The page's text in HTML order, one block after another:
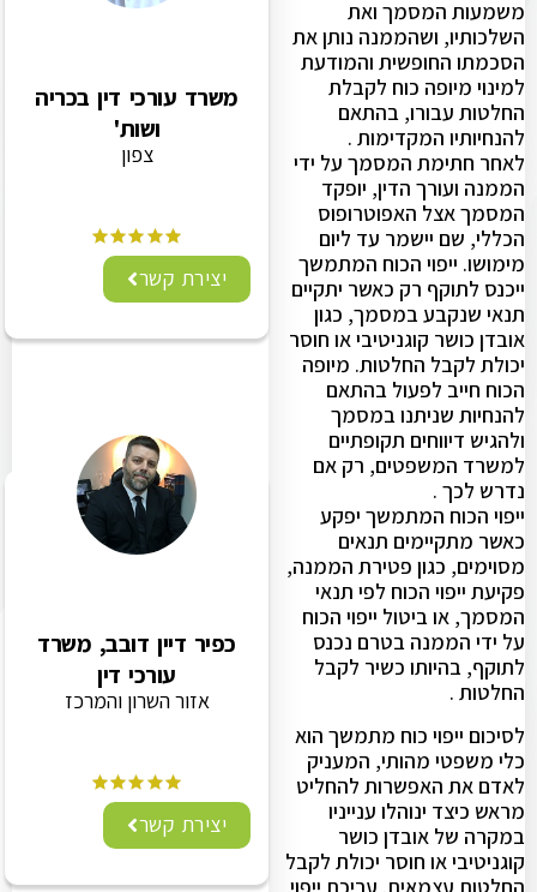
משמעות המסמך ואת
השלכותיו, ושהממנה נותן את
הסכמתו החופשית והמודעת
למינוי מיופה כוח לקבלת
החלטות עבורו, בהתאם
להנחיותיו המקדימות .
לאחר חתימת המסמך על ידי
הממנה ועורך הדין, יופקד
המסמך אצל האפוטרופוס
הכללי, שם יישמר עד ליום
מימושו. ייפוי הכוח המתמשך
ייכנס לתוקף רק כאשר יתקיים
תנאי שנקבע במסמך, כגון
אובדן כושר קוגניטיבי או חוסר
יכולת לקבל החלטות. מיופה
הכוח חייב לפעול בהתאם
להנחיות שניתנו במסמך
ולהגיש דיווחים תקופתיים
למשרד המשפטים, רק אם
נדרש לכך .
ייפוי הכוח המתמשך יפקע
כאשר מתקיימים תנאים
מסוימים, כגון פטירת הממנה,
פקיעת ייפוי הכוח לפי תנאי
המסמך, או ביטול ייפוי הכוח
על ידי הממנה בטרם נכנס
לתוקף, בהיותו כשיר לקבל
החלטות .
לסיכום ייפוי כוח מתמשך הוא
כלי משפטי מהותי, המעניק
לאדם את האפשרות להחליט
מראש כיצד ינוהלו ענייניו
במקרה של אובדן כושר
קוגניטיבי או חוסר יכולת לקבל
החלטות עצמאית. עריכת ייפוי
משרד עורכי דין בכריה
ושות'
צפון
יצירת קשר
כפיר דיין דובב, משרד
עורכי דין
אזור השרון והמרכז
יצירת קשר